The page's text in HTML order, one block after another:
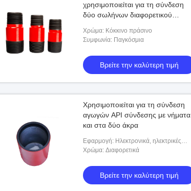
χρησιμοποιείται για τη σύνδεση
δύο σωλήνων διαφορετικού
Χρώμα: Κόκκινο πράσινο
Συμφωνία: Παγκόσμια
Βρείτε την καλύτερη τιμή
Χρησιμοποιείται για τη σύνδεση
αγωγών API σύνδεσης με νήματα
και στα δύο άκρα
Εφαρμογή: Ηλεκτρονικά, ηλεκτρικές
συσκευές, έπιπλα
Χρώμα: Διαφορετικά
Βρείτε την καλύτερη τιμή